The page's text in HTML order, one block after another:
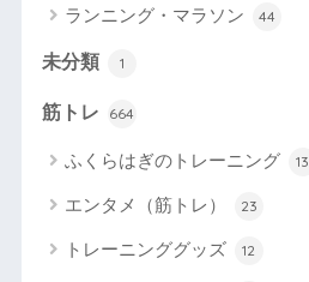
ランニング・マラソン 44
未分類 1
筋トレ 664
ふくらはぎのトレーニング 13
エンタメ（筋トレ） 23
トレーニンググッズ 12